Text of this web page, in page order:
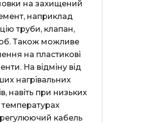
на захищений
наприклад
труби, клапан,
Також можливе
на пластикові
На відміну від
нагрівальних
навіть при низьких
температурах
кабель